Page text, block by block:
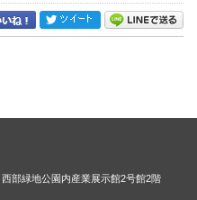
部緑地公園内産業展示館2号館2階